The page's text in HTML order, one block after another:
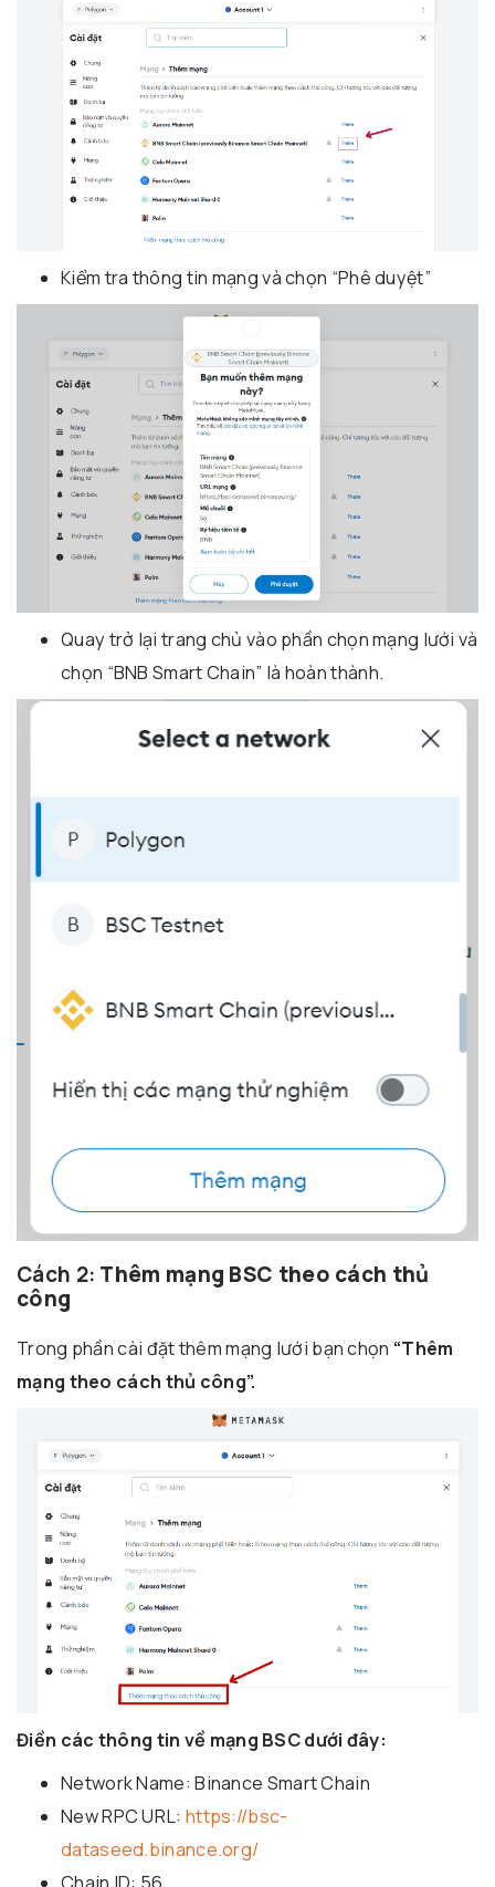
Kiểm tra thông tin mạng và chọn “Phê duyệt”
Quay trở lại trang chủ vào phần chọn mạng lưới và
chọn “BNB Smart Chain” là hoàn thành.
Cách 2: Thêm mạng BSC theo cách thủ
công
Trong phần cài đặt thêm mạng lưới bạn chọn “Thêm
mạng theo cách thủ công”.
Điền các thông tin về mạng BSC dưới đây:
Network Name: Binance Smart Chain
New RPC URL: https://bsc-
dataseed.binance.org/